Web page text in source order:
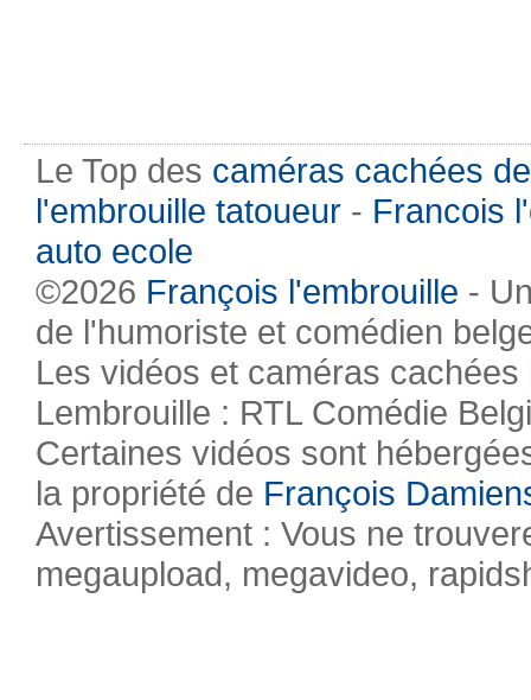
Le Top des caméras cachées
l'embrouille tatoueur - Francois
auto ecole
©2026 François l'embrouille -
de l'humoriste et comédien
Les vidéos et caméras
Lembrouille : RTL Comédie
Certaines vidéos sont
la propriété de François
Avertissement : Vous ne
megaupload, megavideo,